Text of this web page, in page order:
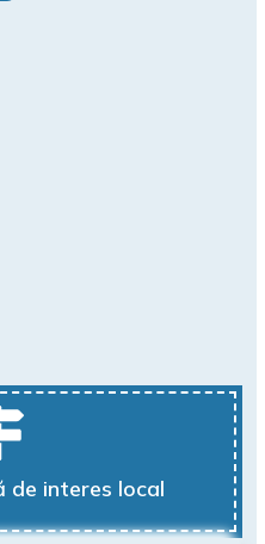
de interes local